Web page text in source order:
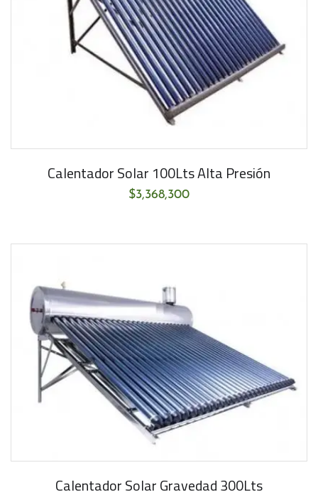
Calentador Solar 100Lts Alta Presión
$3,368,300
Calentador Solar Gravedad 300Lts